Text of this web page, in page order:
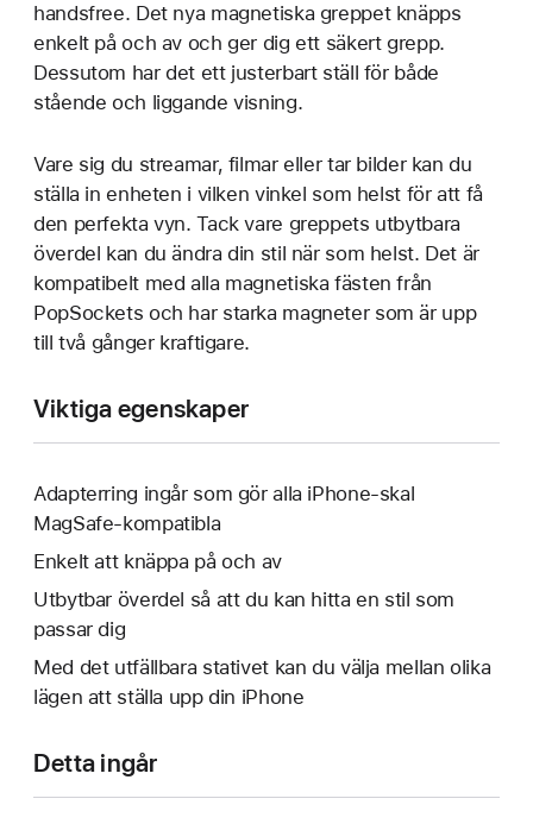
handsfree. Det nya magnetiska greppet knäpps
enkelt på och av och ger dig ett säkert grepp.
Dessutom har det ett justerbart ställ för både
stående och liggande visning.
Vare sig du streamar, filmar eller tar bilder kan du
ställa in enheten i vilken vinkel som helst för att få
den perfekta vyn. Tack vare greppets utbytbara
överdel kan du ändra din stil när som helst. Det är
kompatibelt med alla magnetiska fästen från
PopSockets och har starka magneter som är upp
till två gånger kraftigare.
Viktiga egenskaper
Adapterring ingår som gör alla iPhone-skal
MagSafe-kompatibla
Enkelt att knäppa på och av
Utbytbar överdel så att du kan hitta en stil som
passar dig
Med det utfällbara stativet kan du välja mellan olika
lägen att ställa upp din iPhone
Detta ingår